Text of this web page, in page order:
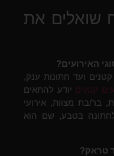
שואלים את
האירועים?
ועד חתונות ענק,
קטנים יודע להתאים
בר/בת מצוות, אירועי
לחתונה בטבע, שם הוא
טראק?